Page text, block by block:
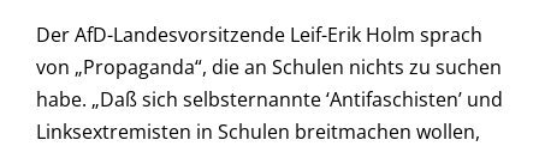
Der AfD-Landesvorsitzende Leif-Erik Holm sprach
von „Propaganda“, die an Schulen nichts zu suchen
habe. „Daß sich selbsternannte ‘Antifaschisten’ und
Linksextremisten in Schulen breitmachen wollen,